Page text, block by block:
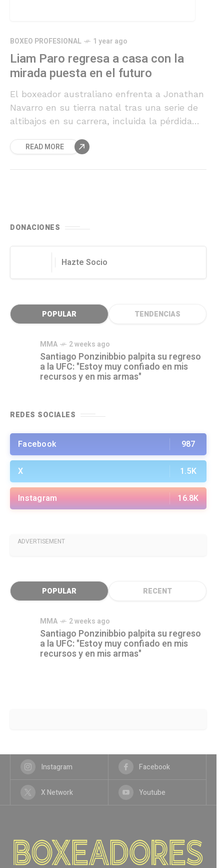
BOXEO PROFESIONAL 1 year ago
Liam Paro regresa a casa con la
mirada puesta en el futuro
El boxeador australiano enfrenta a Jonathan
Navarro en su tierra natal tras una serie de
altibajos en su carrera, incluida la pérdida
READ MORE
DONACIONES
Hazte Socio
POPULAR TENDENCIAS
MMA 2 weeks ago
Santiago Ponzinibbio palpita su regreso
a la UFC: "Estoy muy confiado en mis
recursos y en mis armas"
REDES SOCIALES
Facebook 987
X 1.5K
Instagram 16.8K
ADVERTISEMENT
POPULAR RECENT
MMA 2 weeks ago
Santiago Ponzinibbio palpita su regreso
a la UFC: "Estoy muy confiado en mis
recursos y en mis armas"
Instagram Facebook
X Network Youtube